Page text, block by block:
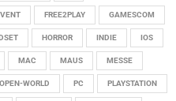
FREE2PLAY GAMESCOM
HORROR INDIE IOS
MAC MAUS MESSE
OPEN-WORLD PC PLAYSTATION